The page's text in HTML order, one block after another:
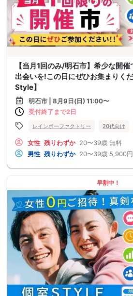
【当月1回のみ/明石市】希少な開
出会いを!この日にぜひお集まりく
Style】
明石市 | 8月9日(日) 11:00〜
受付終了まで2日
レインボーファクトリー 20代向け
女性 残りわずか 20〜39歳 無料
男性 残りわずか 20〜39歳 5,900円
早割中！